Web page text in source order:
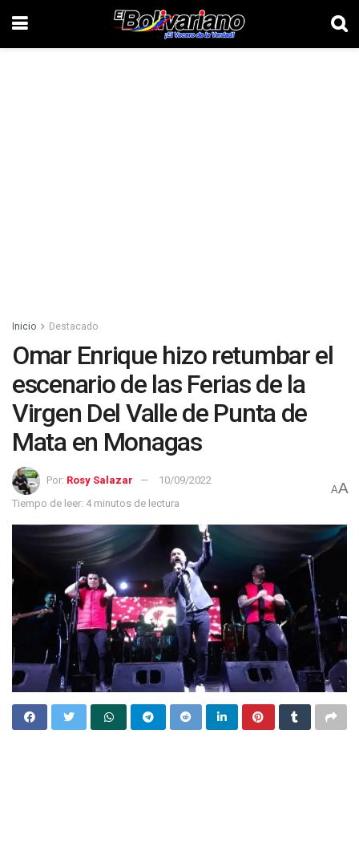
Inicio Destacado
Omar Enrique hizo retumbar el
escenario de las Ferias de la
Virgen Del Valle de Punta de
Mata en Monagas
Por: Rosy Salazar
10/09/2022
Tiempo de leer: 4 minutos de lectura
AA